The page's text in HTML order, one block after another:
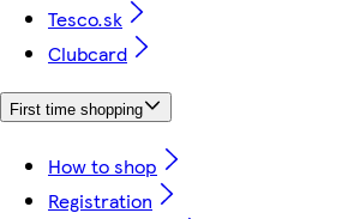
Tesco.sk
Clubcard
First time shopping
How to shop
Registration